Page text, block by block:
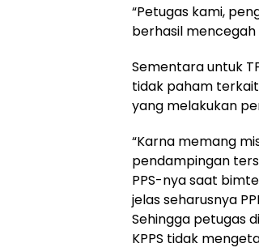
“Petugas kami,
berhasil
Sementara untuk
tidak paham
yang melakukan
“Karna memang
pendampingan
PPS-nya saat
jelas seharusnya
Sehingga petugas
KPPS tidak